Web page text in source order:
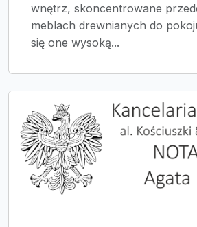
wnętrz, skoncentrowane
meblach drewnianych do
się one wysoką...